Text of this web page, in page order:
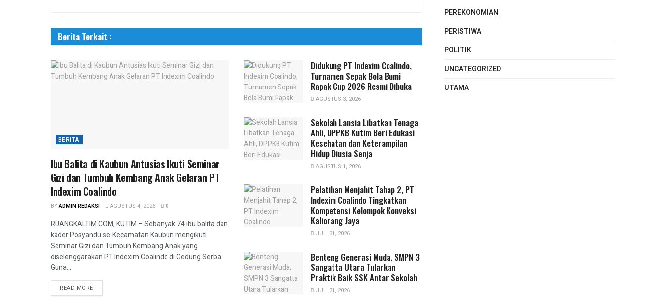
Berita Terkait :
BERITA
Ibu Balita di Kaubun Antusias Ikuti Seminar
Gizi dan Tumbuh Kembang Anak Gelaran PT
Indexim Coalindo
BYADMIN REDAKSI AGUSTUS 4, 2026 0
RUANGKALTIM.COM, KUTIM – Sebanyak 74 ibu balita dan
kader Posyandu se-Kecamatan Kaubun mengikuti
Seminar Gizi dan Tumbuh Kembang Anak yang
diselenggarakan PT Indexim Coalindo di Gedung Serba
Guna...
READ MORE
Didukung PT Indexim Coalindo,
Turnamen Sepak Bola Bumi
Rapak Cup 2026 Resmi Dibuka
AGUSTUS 3, 2026
Sekolah Lansia Libatkan Tenaga
Ahli, DPPKB Kutim Beri Edukasi
Kesehatan dan Keterampilan
Hidup Diusia Senja
AGUSTUS 1, 2026
Pelatihan Menjahit Tahap 2, PT
Indexim Coalindo Tingkatkan
Kompetensi Kelompok Konveksi
Kaliorang Jaya
JULI 31, 2026
Benteng Generasi Muda, SMPN 3
Sangatta Utara Tularkan
Praktik Baik SSK Antar Sekolah
JULI 31, 2026
PEREKONOMIAN
PERISTIWA
POLITIK
UNCATEGORIZED
UTAMA